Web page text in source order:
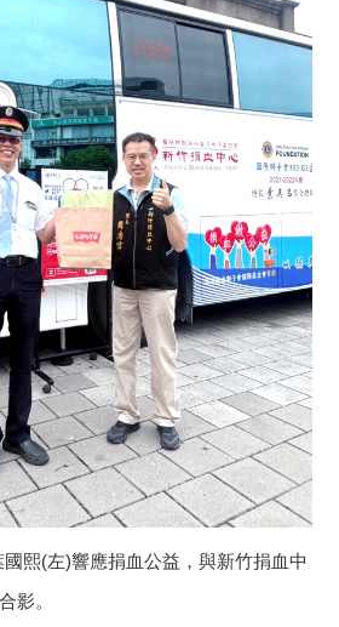
熙(左)響應捐血公益，與新竹捐血中
影。